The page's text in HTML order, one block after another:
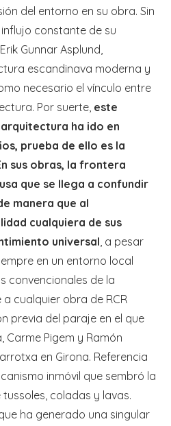
del entorno en su obra. Sin
constante de su
Gunnar Asplund,
escandinava moderna y
necesario el vínculo entre
Por suerte, este
ha ido en
prueba de ello es la
sus obras, la frontera
que se llega a confundir
manera que al
cualquiera de sus
universal, a pesar
en un entorno local
convencionales de la
cualquier obra de RCR
previa del paraje en el que
Carme Pigem y Ramón
en Girona. Referencia
inmóvil que sembró la
coladas y lavas.
ha generado una singular